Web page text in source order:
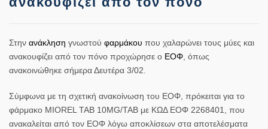
Στην ανάκληση γνωστού φαρμάκου που χαλαρώνει τους μύες και
ανακουφίζει από τον πόνο προχώρησε ο ΕΟΦ , όπως
ανακοινώθηκε σήμερα Δευτέρα 3/02.
Σύμφωνα με τη σχετική ανακοίνωση του ΕΟΦ, πρόκειται για το
φάρμακο MIOREL TAB 10MG/TAB με ΚΩΔ ΕΟΦ 2268401, που
ανακαλείται από τον ΕΟΦ λόγω αποκλίσεων στα αποτελέσματα